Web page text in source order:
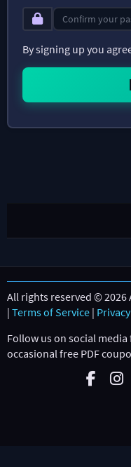
By signing up you
All rights reserved © 2026
| Terms of Service |
Follow us on social
occasional free PDF